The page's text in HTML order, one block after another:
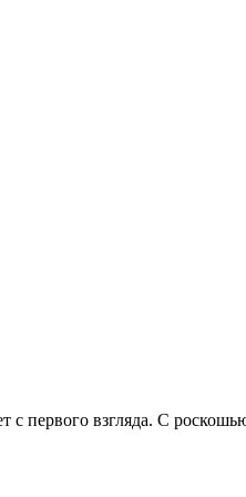
с первого взгляда. С